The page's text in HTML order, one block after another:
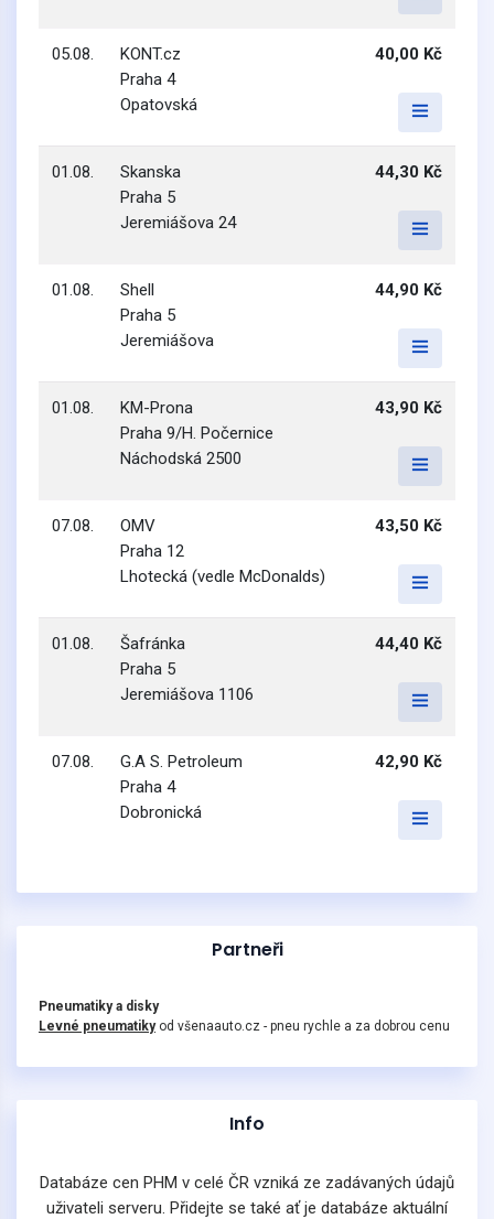
05.08.
KONT.cz
Praha 4
Opatovská
40,00 Kč
01.08.
Skanska
Praha 5
Jeremiášova 24
44,30 Kč
01.08.
Shell
Praha 5
Jeremiášova
44,90 Kč
01.08.
KM-Prona
Praha 9/H. Počernice
Náchodská 2500
43,90 Kč
07.08.
OMV
Praha 12
Lhotecká (vedle McDonalds)
43,50 Kč
01.08.
Šafránka
Praha 5
Jeremiášova 1106
44,40 Kč
07.08.
G.A S. Petroleum
Praha 4
Dobronická
42,90 Kč
Partneři
Pneumatiky a disky
Levné pneumatikyod všenaauto.cz - pneu rychle a za dobrou cenu
Info
Databáze cen PHM v celé ČR vzniká ze zadávaných údajů
uživateli serveru. Přidejte se také ať je databáze aktuální